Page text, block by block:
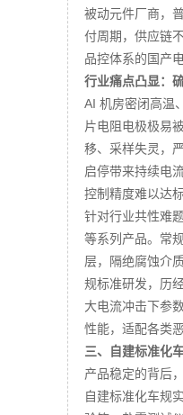
被动元件厂商，
付周期，供应链
品控体系的国产
行业痛点凸显：
AI 机房密闭高温
片电阻电极极易
移、采样失灵，
启停带来持续电
控制精度难以达标
针对行业共性难
等系列产品。常
层，隔绝腐蚀介
规标准研发，历
大电流冲击下参
性能，适配各类
三、自建标准化
产品稳定的背后
自建标准化车规